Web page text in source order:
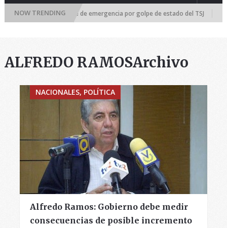
NOW TRENDING
Nacional se reúne de emergencia por golpe de estado del TSJ
ALFREDO RAMOSArchivo
NACIONALES, POLÍTICA
Alfredo Ramos: Gobierno debe medir
consecuencias de posible incremento